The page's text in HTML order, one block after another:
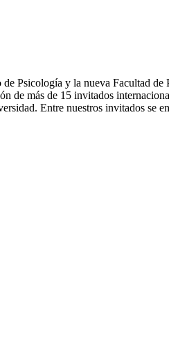
Psicología y la nueva Facultad de
de más de 15 invitados
Entre nuestros invitados se